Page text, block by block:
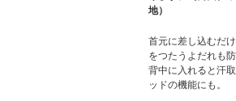
地）
首元に差し込むだ
をつたうよだれも
背中に入れると汗
ッドの機能にも。